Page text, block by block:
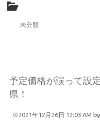
未分類
予定価格が誤って設
県！
2021年12月26日 12:03 AM by